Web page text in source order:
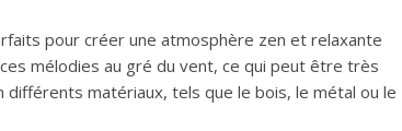
pour créer une atmosphère zen et relaxante
mélodies au gré du vent, ce qui peut être très
matériaux, tels que le bois, le métal ou le